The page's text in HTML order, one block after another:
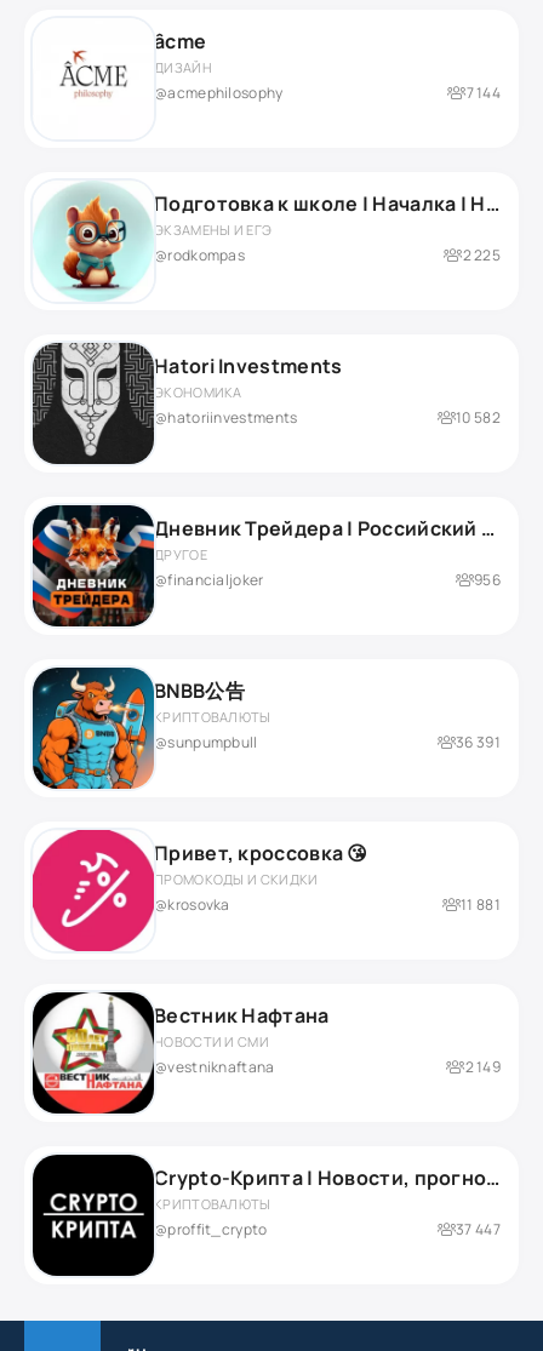
âcme
ДИЗАЙН
@acmephilosophy 7 144
Подготовка к школе | Началка | Нейропсихолог
ЭКЗАМЕНЫ И ЕГЭ
@rodkompas 2 225
Hatori Investments
ЭКОНОМИКА
@hatoriinvestments 10 582
Дневник Трейдера | Российский рынок
ДРУГОЕ
@financialjoker 956
BNBB公告
КРИПТОВАЛЮТЫ
@sunpumpbull 36 391
Привет, кроссовка 😘
ПРОМОКОДЫ И СКИДКИ
@krosovka 11 881
Вестник Нафтана
НОВОСТИ И СМИ
@vestniknaftana 2 149
Crypto-Крипта | Новости, прогнозы и аналитика
КРИПТОВАЛЮТЫ
@proffit_crypto 37 447